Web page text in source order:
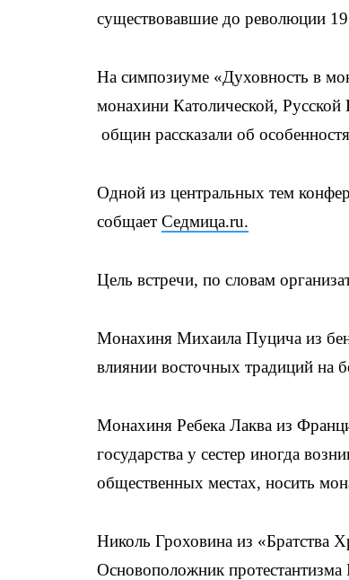
существовавшие до революции
На симпозиуме «Духовность в
монахини Католической,
общин рассказали об
Одной из центральных тем
собщает Седмица.ru.
Цель встречи, по словам
Монахиня Михаила Пуцича из
влиянии восточных традиций на
Монахиня Ребека Лаква из
государства у сестер иногда
общественных местах, носить
Николь Гроховина из «Братства
Основоположник